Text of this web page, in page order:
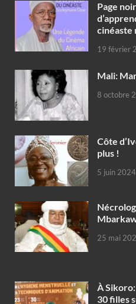
Page
cinéaste
19 février
Mali:
8 octobre
Côte
plus !
5 juin 2024
25 mai
À
30 filles